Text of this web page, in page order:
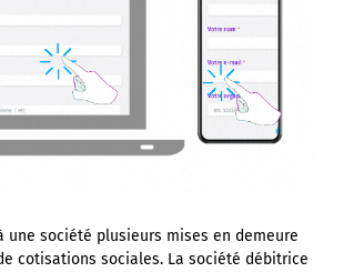
à une société plusieurs mises en demeure
cotisations sociales. La société débitrice